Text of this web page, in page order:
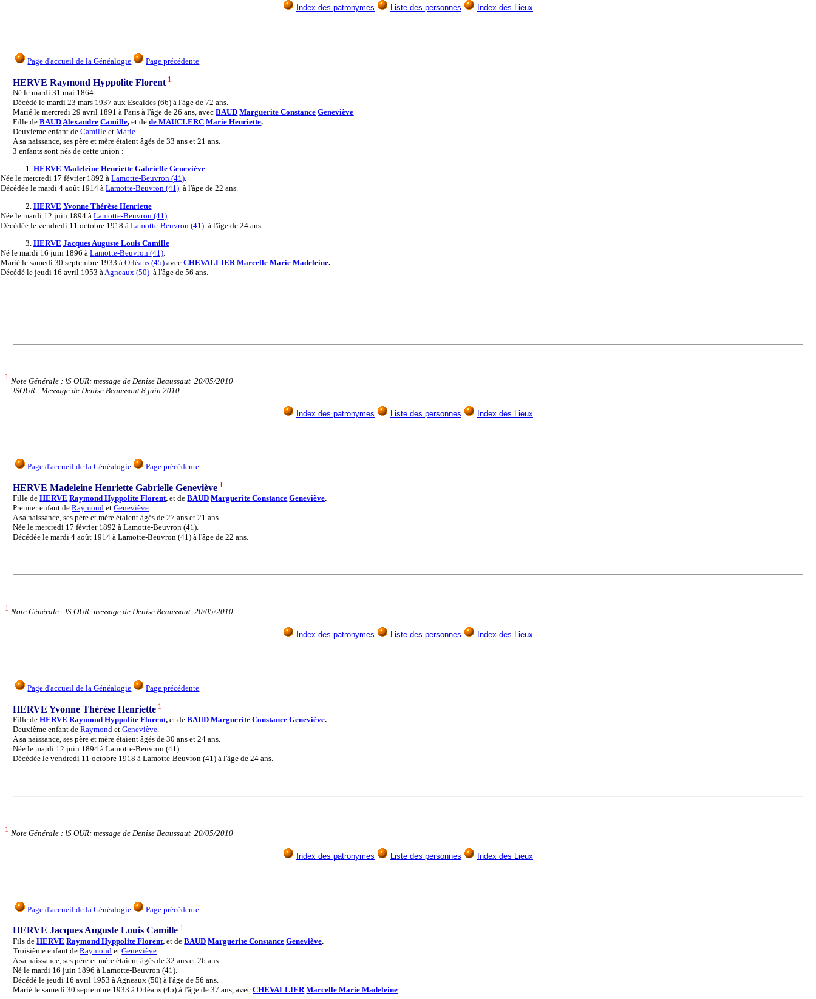
Index des patronymes Liste des personnes Index des Lieux
Page d'accueil de la Généalogie Page précédente
HERVE Raymond Hyppolite Florent 1
Né le mardi 31 mai 1864.
Décédé le mardi 23 mars 1937 aux Escaldes (66) à l'âge de 72 ans.
Marié le mercredi 29 avril 1891 à Paris à l'âge de 26 ans, avecBAUD Marguerite Constance Geneviève
Fille deBAUD Alexandre Camille,et dede MAUCLERC Marie Henriette.
Deuxième enfant deCamille etMarie
A sa naissance, ses père et mère étaient âgés de 33 ans et 21 ans.
3 enfants sont nés de cette union :
1. HERVE Madeleine Henriette Gabrielle Geneviève
Née le mercredi 17 février 1892 àLamotte-Beuvron (41).
Décédée le mardi 4 août 1914 àLamotte-Beuvron (41) à l'âge de 22 ans.
2. HERVE Yvonne Thérèse Henriette
Née le mardi 12 juin 1894 àLamotte-Beuvron (41)
Décédée le vendredi 11 octobre 1918 àLamotte-Beuvron (41) à l'âge de 24 ans.
3. HERVE Jacques Auguste Louis Camille
Né le mardi 16 juin 1896 àLamotte-Beuvron (41).
Marié le samedi 30 septembre 1933 àOrléans (45) avecCHEVALLIER Marcelle Marie Madeleine.
Décédé le jeudi 16 avril 1953 àAgneaux (50) à l'âge de 56 ans.
1 Note Générale : !S OUR: message de Denise Beaussaut 20/05/2010
!SOUR : Message de Denise Beaussaut 8 juin 2010
Index des patronymes Liste des personnes Index des Lieux
Page d'accueil de la Généalogie Page précédente
HERVE Madeleine Henriette Gabrielle Geneviève 1
Fille deHERVE Raymond Hyppolite Florent,et deBAUD Marguerite Constance Geneviève.
Premier enfant deRaymond etGeneviève
A sa naissance, ses père et mère étaient âgés de 27 ans et 21 ans.
Née le mercredi 17 février 1892 à Lamotte-Beuvron (41).
Décédée le mardi 4 août 1914 à Lamotte-Beuvron (41) à l'âge de 22 ans.
1 Note Générale : !S OUR: message de Denise Beaussaut 20/05/2010
Index des patronymes Liste des personnes Index des Lieux
Page d'accueil de la Généalogie Page précédente
HERVE Yvonne Thérèse Henriette 1
Fille deHERVE Raymond Hyppolite Florent,et deBAUD Marguerite Constance Geneviève.
Deuxième enfant deRaymond etGeneviève
A sa naissance, ses père et mère étaient âgés de 30 ans et 24 ans.
Née le mardi 12 juin 1894 à Lamotte-Beuvron (41).
Décédée le vendredi 11 octobre 1918 à Lamotte-Beuvron (41) à l'âge de 24 ans.
1 Note Générale : !S OUR: message de Denise Beaussaut 20/05/2010
Index des patronymes Liste des personnes Index des Lieux
Page d'accueil de la Généalogie Page précédente
HERVE Jacques Auguste Louis Camille 1
Fils deHERVE Raymond Hyppolite Florent,et deBAUD Marguerite Constance Geneviève.
Troisième enfant deRaymond etGeneviève
A sa naissance, ses père et mère étaient âgés de 32 ans et 26 ans.
Né le mardi 16 juin 1896 à Lamotte-Beuvron (41).
Décédé le jeudi 16 avril 1953 à Agneaux (50) à l'âge de 56 ans.
Marié le samedi 30 septembre 1933 à Orléans (45) à l'âge de 37 ans, avecCHEVALLIER Marcelle Marie Madeleine